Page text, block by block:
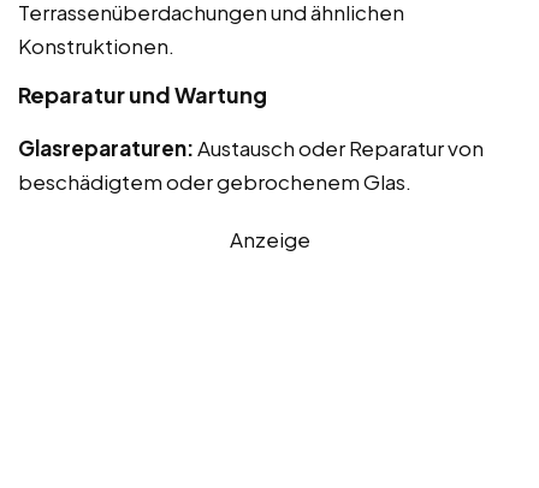
Terrassenüberdachungen und ähnlichen
Konstruktionen.
Reparatur und Wartung
Glasreparaturen:Austausch oder Reparatur von
beschädigtem oder gebrochenem Glas.
Anzeige